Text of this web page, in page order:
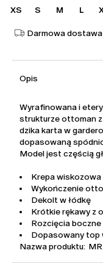
XS S M L
Darmowa
Opis
Wyrafinowana i
strukturze ottoman z
dzika karta w
dopasowaną
Model jest częścią
Krepa wiskozowa
Wykończenie
Dekolt w łódkę
Krótkie rękawy z
Rozcięcia boczne
Dopasowany top
Nazwa produktu: